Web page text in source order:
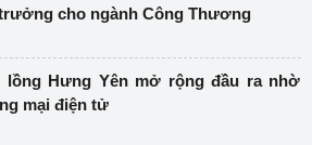
cho ngành Công Thương
lồng Hưng Yên mở rộng đầu ra nhờ
mại điện tử